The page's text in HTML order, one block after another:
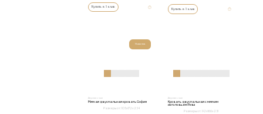
Купить в 1 клик
Купить в 1 клик
Новинка
Двуспальные
Мягкая двуспальная кровать София
Размеры от: 105x172x234
Двуспальные
Кровать двуспальная с мягким
изголовьем Ривз
Размеры от: 92х166х231